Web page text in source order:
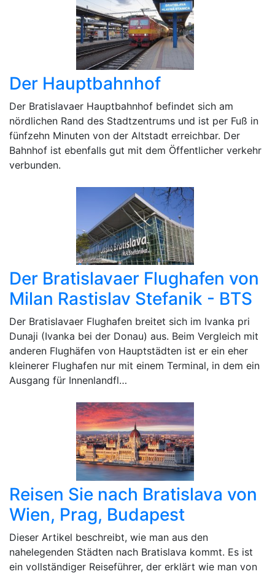
Der Hauptbahnhof
Der Bratislavaer Hauptbahnhof befindet sich am
nördlichen Rand des Stadtzentrums und ist per Fuß in
fünfzehn Minuten von der Altstadt erreichbar. Der
Bahnhof ist ebenfalls gut mit dem Öffentlicher verkehr
verbunden.
Der Bratislavaer Flughafen von
Milan Rastislav Stefanik - BTS
Der Bratislavaer Flughafen breitet sich im Ivanka pri
Dunaji (Ivanka bei der Donau) aus. Beim Vergleich mit
anderen Flughäfen von Hauptstädten ist er ein eher
kleinerer Flughafen nur mit einem Terminal, in dem ein
Ausgang für Innenlandfl…
Reisen Sie nach Bratislava von
Wien, Prag, Budapest
Dieser Artikel beschreibt, wie man aus den
nahelegenden Städten nach Bratislava kommt. Es ist
ein vollständiger Reiseführer, der erklärt wie man von